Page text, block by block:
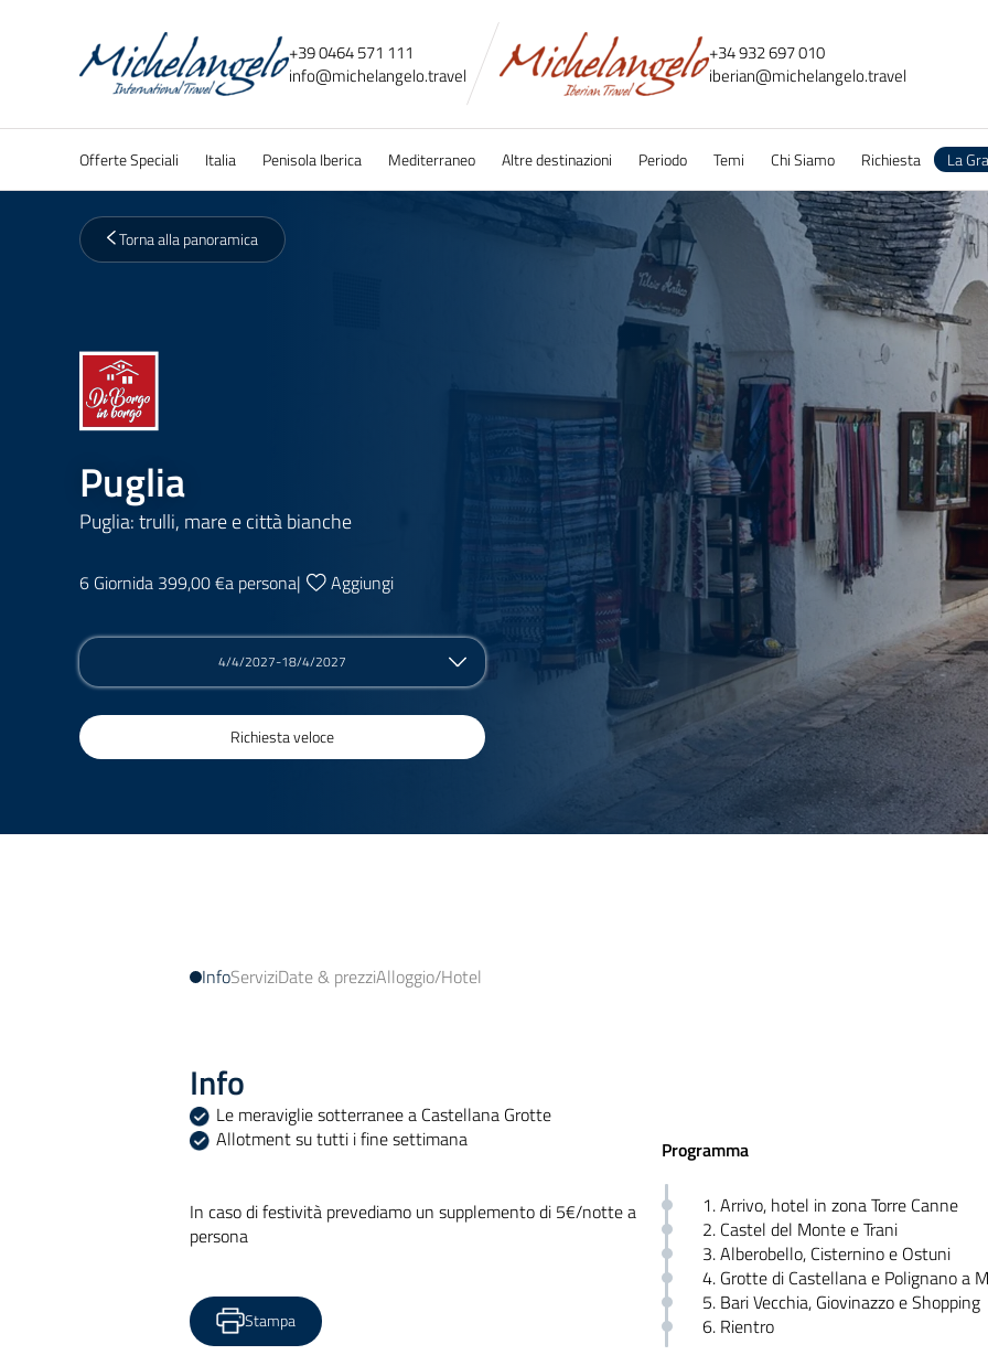
+39 0464 571 111
info@michelangelo.travel
+34 932 697 010
iberian@michelangelo.travel
Offerte Speciali Italia Penisola Iberica Mediterraneo Altre destinazioni Periodo Temi Chi Siamo Richiesta La
Torna alla panoramica
Puglia
Puglia: trulli, mare e città bianche
6 Giornida 399,00 €a persona| Aggiungi
4/4/2027-18/4/2027
Richiesta veloce
InfoServiziDate & prezziAlloggio/Hotel
Info
Le meraviglie sotterranee a Castellana Grotte
Allotment su tutti i fine settimana
In caso di festività prevediamo un supplemento di 5€/notte a
persona
Stampa
Programma
1. Arrivo, hotel in zona Torre Canne
2. Castel del Monte e Trani
3. Alberobello, Cisternino e Ostuni
4. Grotte di Castellana e Polignano a
5. Bari Vecchia, Giovinazzo e Shopping
6. Rientro